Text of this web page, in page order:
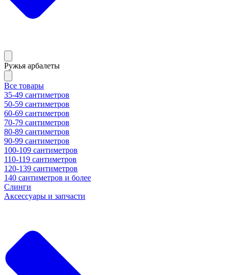
Ружья арбалеты
Все товары
35-49 сантиметров
50-59 сантиметров
60-69 сантиметров
70-79 сантиметров
80-89 сантиметров
90-99 сантиметров
100-109 сантиметров
110-119 сантиметров
120-139 сантиметров
140 сантиметров и более
Слинги
Аксессуары и запчасти